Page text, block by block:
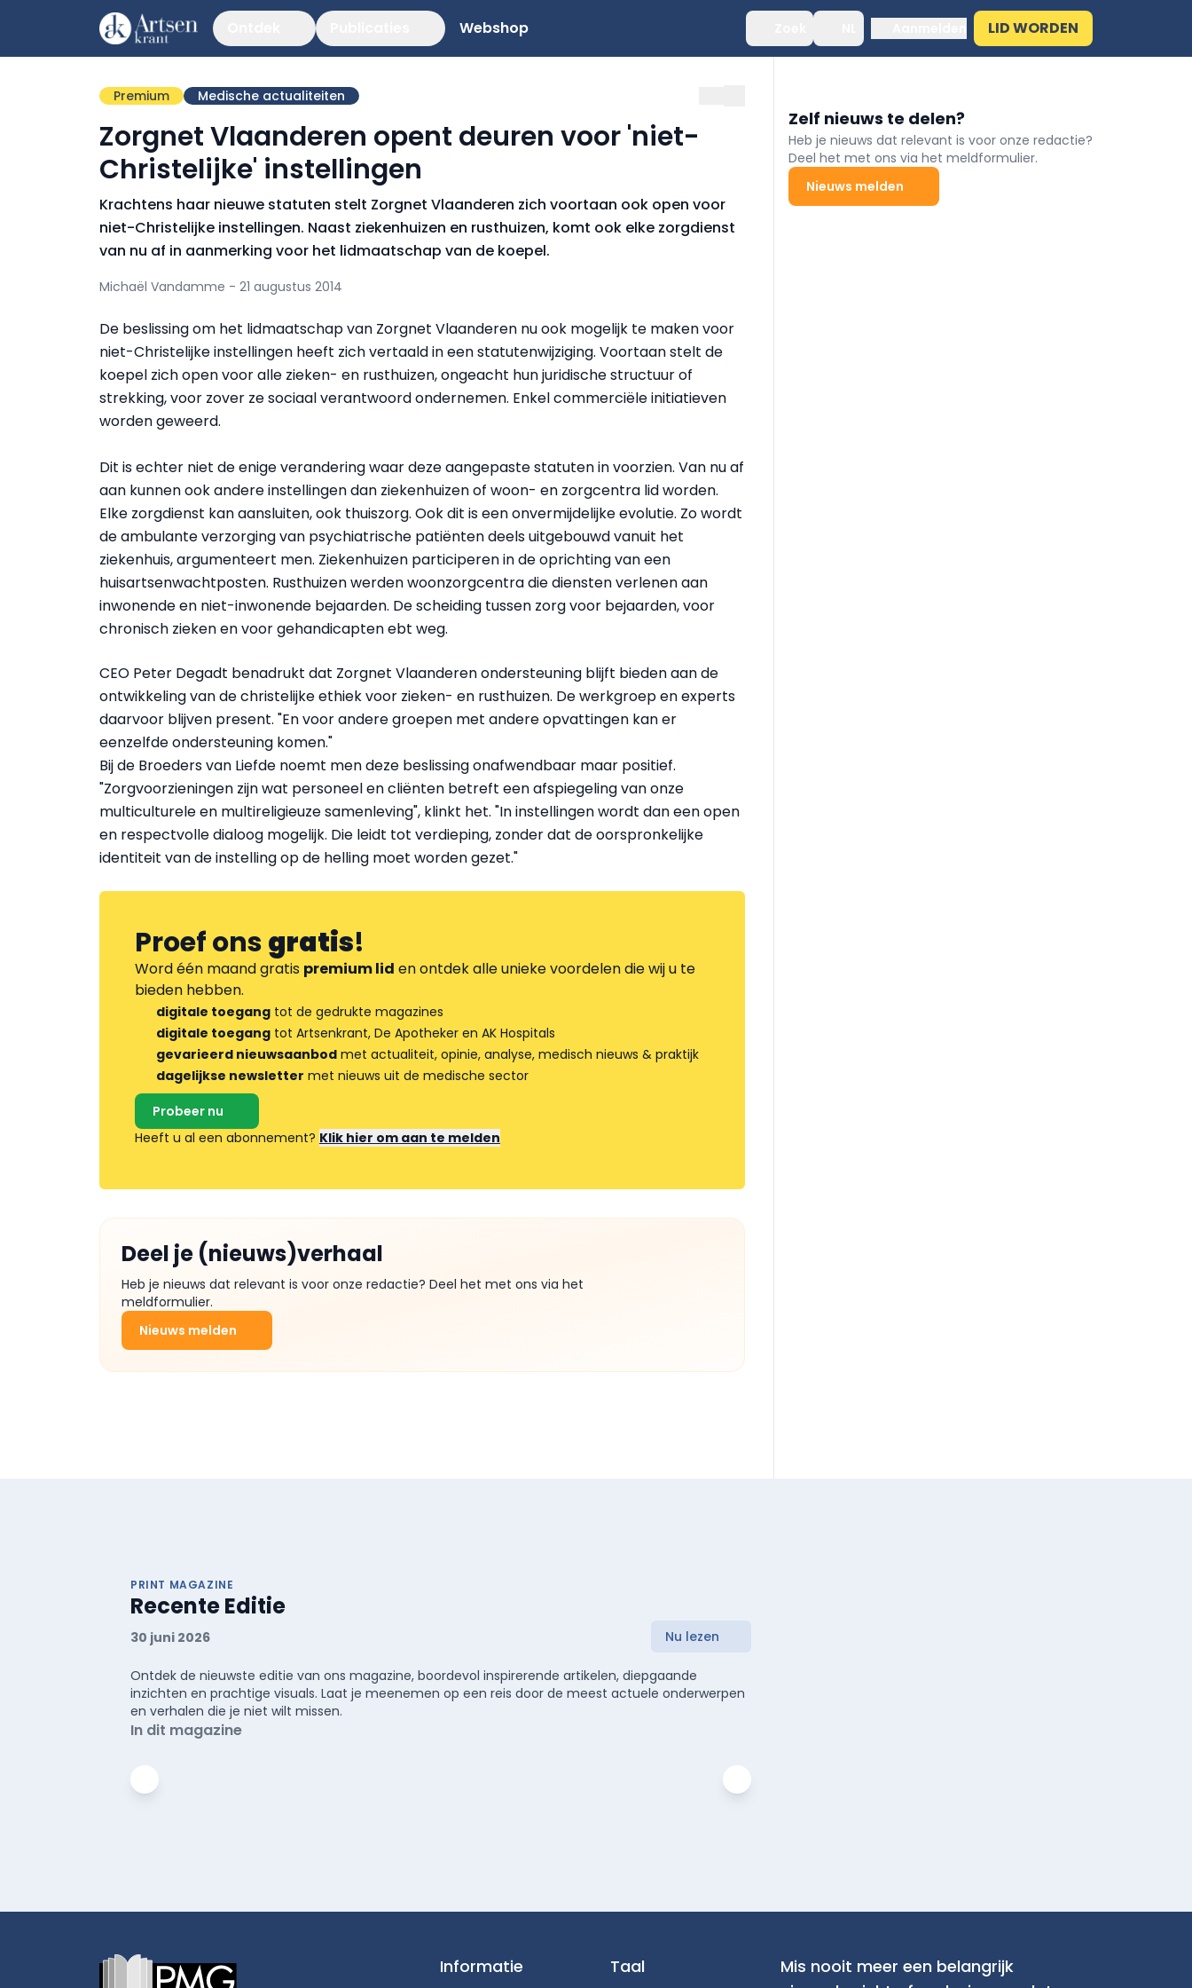
Webshop LID WORDEN
Premium Medische actualiteiten
Zorgnet Vlaanderen opent deuren voor 'niet-
Christelijke' instellingen
Krachtens haar nieuwe statuten stelt Zorgnet Vlaanderen zich voortaan ook open voor
niet-Christelijke instellingen. Naast ziekenhuizen en rusthuizen, komt ook elke zorgdienst
van nu af in aanmerking voor het lidmaatschap van de koepel.
Michaël Vandamme - 21 augustus 2014
De beslissing om het lidmaatschap van Zorgnet Vlaanderen nu ook mogelijk te maken voor
niet-Christelijke instellingen heeft zich vertaald in een statutenwijziging. Voortaan stelt de
koepel zich open voor alle zieken- en rusthuizen, ongeacht hun juridische structuur of
strekking, voor zover ze sociaal verantwoord ondernemen. Enkel commerciële initiatieven
worden geweerd.
Dit is echter niet de enige verandering waar deze aangepaste statuten in voorzien. Van nu af
aan kunnen ook andere instellingen dan ziekenhuizen of woon- en zorgcentra lid worden.
Elke zorgdienst kan aansluiten, ook thuiszorg. Ook dit is een onvermijdelijke evolutie. Zo wordt
de ambulante verzorging van psychiatrische patiënten deels uitgebouwd vanuit het
ziekenhuis, argumenteert men. Ziekenhuizen participeren in de oprichting van een
huisartsenwachtposten. Rusthuizen werden woonzorgcentra die diensten verlenen aan
inwonende en niet-inwonende bejaarden. De scheiding tussen zorg voor bejaarden, voor
chronisch zieken en voor gehandicapten ebt weg.
CEO Peter Degadt benadrukt dat Zorgnet Vlaanderen ondersteuning blijft bieden aan de
ontwikkeling van de christelijke ethiek voor zieken- en rusthuizen. De werkgroep en experts
daarvoor blijven present. "En voor andere groepen met andere opvattingen kan er
eenzelfde ondersteuning komen."
Bij de Broeders van Liefde noemt men deze beslissing onafwendbaar maar positief.
"Zorgvoorzieningen zijn wat personeel en cliënten betreft een afspiegeling van onze
multiculturele en multireligieuze samenleving", klinkt het. "In instellingen wordt dan een open
en respectvolle dialoog mogelijk. Die leidt tot verdieping, zonder dat de oorspronkelijke
identiteit van de instelling op de helling moet worden gezet."
Proef onsgratis!
Word één maand gratis premium lid en ontdek alle unieke voordelen die wij u te
bieden hebben.
digitale toegang tot de gedrukte magazines
digitale toegang tot Artsenkrant, De Apotheker en AK Hospitals
gevarieerd nieuwsaanbod met actualiteit, opinie, analyse, medisch nieuws & praktijk
dagelijkse newsletter met nieuws uit de medische sector
Probeer nu
Heeft u al een abonnement? Klik hier om aan te melden
Deel je (nieuws)verhaal
Heb je nieuws dat relevant is voor onze redactie? Deel het met ons via het
meldformulier.
Nieuws melden
Zelf nieuws te delen?
Heb je nieuws dat relevant is voor onze redactie?
Deel het met ons via het meldformulier.
Nieuws melden
PRINT MAGAZINE
Recente Editie
30 juni 2026 Nu lezen
Ontdek de nieuwste editie van ons magazine, boordevol inspirerende artikelen, diepgaande
inzichten en prachtige visuals. Laat je meenemen op een reis door de meest actuele onderwerpen
en verhalen die je niet wilt missen.
In dit magazine
Informatie Taal
Mis nooit meer een belangrijk